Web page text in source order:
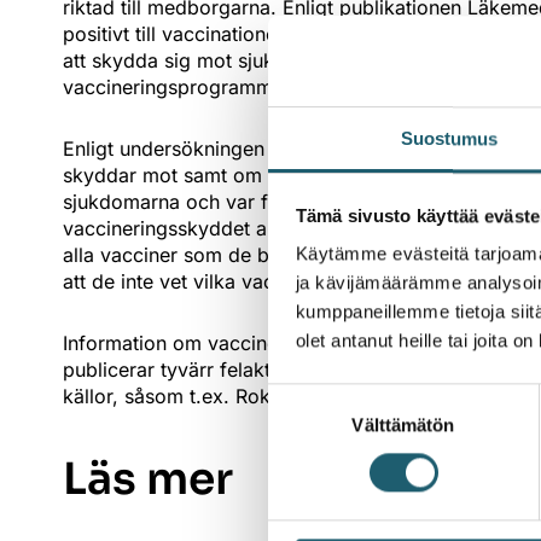
Suostumus
Tämä sivusto käyttää
Käytämme evästeitä
ja kävijämäärämme
kumppaneillemme tietoja
olet antanut heille tai joita
Suostumuksen
Välttämätön
riktad till medborgarna. Enligt publikationen
positivt till vaccinationer. Nästan alla (96 %) av
att skydda sig mot sjukdomar. Största delen (93
vaccineringsprogrammet och över hälften (67 %)
Enligt undersökningen har de flesta av finländarna
skyddar mot samt om själva vaccinerna, men över
sjukdomarna och var femte (19 %) att de vet för
vaccineringsskyddet a´jour och de vet vilka
alla vacciner som de borde, eller vet inte med
att de inte vet vilka vacciner de borde ha fått.
Information om vacciner och om sjukdomarna som
publicerar tyvärr felaktig och missvisande
källor, såsom t.ex. Rokotustieto.fi-sidorna, som
Läs mer